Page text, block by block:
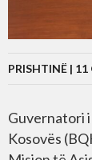
PRISHTINË | 11
Guvernatori
Kosovës